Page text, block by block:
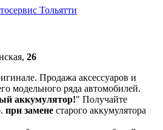
Тольятти
26
Продажа аксессуаров и
модельного ряда автомобилей.
аккумулятор!" Получайте
при замене старого аккумулятора